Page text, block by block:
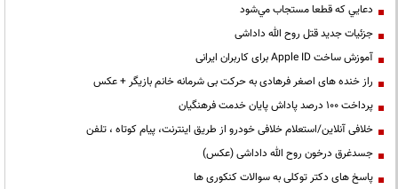
دعايي كه قطعا مستجاب مي‌شود
جزئیات جدید قتل روح الله داداشی
آموزش ساخت Apple ID برای کاربران ایرانی
راز خنده های اصغر فرهادی به حرکت بی شرمانه خانم بازیگر + عکس
پرداخت ۱۰۰ درصد پاداش پایان خدمت فرهنگیان
خلافی آنلاین/استعلام خلافی خودرو از طریق اینترنت، پیام کوتاه ، تلفن
جسدغرق درخون روح الله داداشی (عکس)
پاسخ های دکتر توکلی به سوالات کنکوری ها